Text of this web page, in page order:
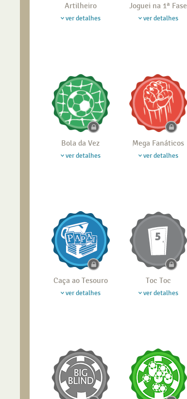
Artilheiro
ver detalhes
Joguei na 1ª Fase
ver detalhes
Bola da Vez
ver detalhes
Mega Fanáticos
ver detalhes
Caça ao Tesouro
ver detalhes
Toc Toc
ver detalhes